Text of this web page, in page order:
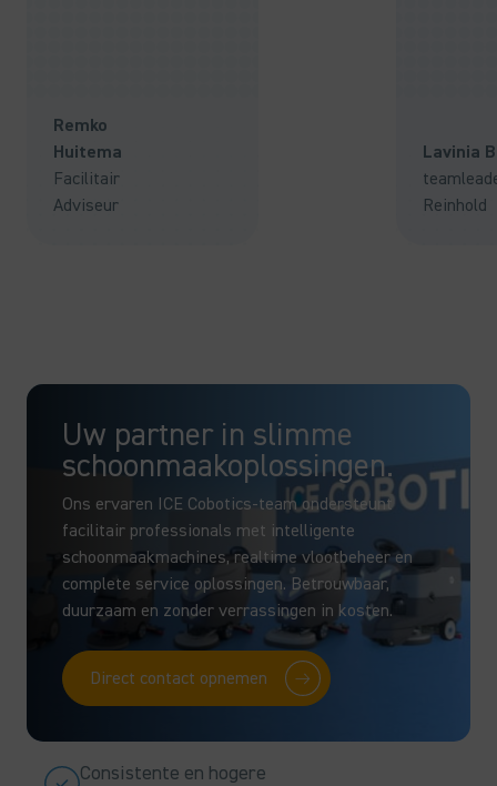
Remko
Huitema
Facilitair
Adviseur
Lavinia
Reinhold
Uw partner in slimme
schoonmaakoplossingen.
Ons ervaren ICE Cobotics-team ondersteunt
facilitair professionals met intelligente
schoonmaakmachines, realtime vlootbeheer en
complete service oplossingen. Betrouwbaar,
duurzaam en zonder verrassingen in kosten.
Direct contact opnemen
Consistente en hogere